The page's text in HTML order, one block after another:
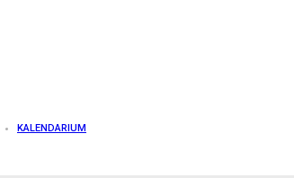
KALENDARIUM